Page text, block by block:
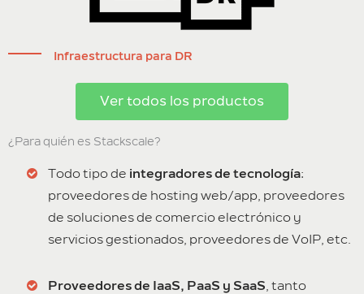
Infraestructura para DR
Ver todos los productos
¿Para quién es Stackscale?
Todo tipo de integradores de tecnología:
proveedores de hosting web/app, proveedores
de soluciones de comercio electrónico y
servicios gestionados, proveedores de VoIP, etc.
Proveedores de IaaS, PaaS y SaaS, tanto